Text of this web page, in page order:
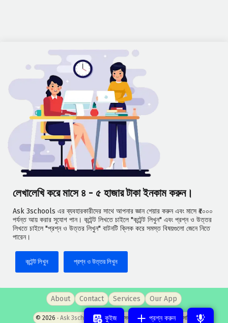
লেখালেখি করে মাসে ৪ - ৫ হাজার টাকা ইনকাম করুন।
Ask 3schools এর ব্যবহারকারীদের সাথে আপনার জ্ঞান শেয়ার করুন এবং মাসে ₹৫০০০
পর্যন্ত আয় করার সুযোগ পান। কন্টেন্ট লিখতে চাইলে "কন্টেন্ট লিখুন" এবং প্রশ্ন ও উত্তর
লিখতে চাইলে "প্রশ্ন ও উত্তর লিখুন" বাটনটি ক্লিক করে সমস্ত বিষয়গুলো জেনে নিতে
পারেন।
কন্টেন্ট লিখুন প্রশ্ন ও উত্তর লিখুন
About Contact Services Our App
© 2026 ‧ Ask 3schools- পশ্চিমবঙ্গের সবচেয়ে জনপ্রিয় প্রশ্নোত্তর সাইট
কুইজ প্রশ্ন করুন